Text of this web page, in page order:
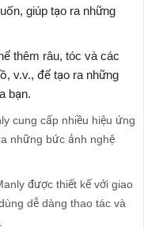
giúp tạo ra những
thêm râu, tóc và các
v.v., để tạo ra những
bạn.
cung cấp nhiều hiệu ứng
những bức ảnh nghệ
được thiết kế với giao
dễ dàng thao tác và